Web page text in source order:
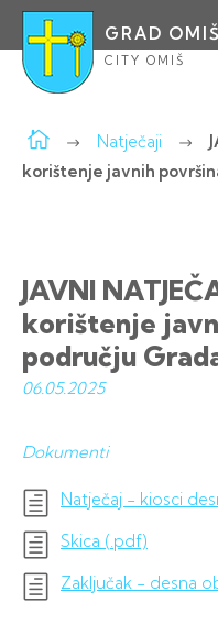
GRAD OMIŠ
CITY OMIŠ
Natječaji
korištenje javnih
JAVNI
korištenje
području
06.05.2025
Dokumenti
Natječaj - kiosci
Skica (.pdf)
Zaključak - desna